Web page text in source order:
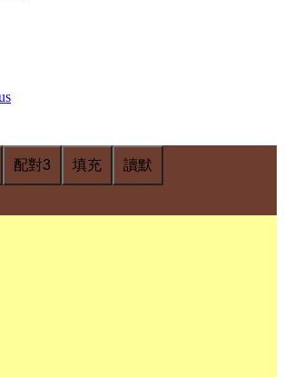
配對3 填充 讀默